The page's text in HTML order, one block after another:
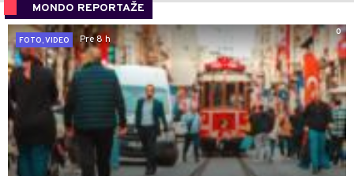
MONDO REPORTAŽE
0
FOTO, VIDEO
Pre 8 h